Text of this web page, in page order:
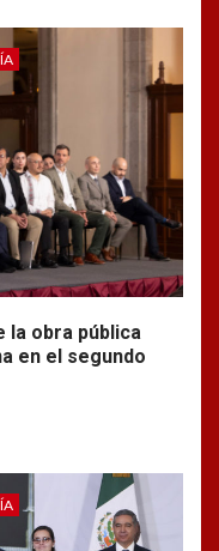
la obra pública
en el segundo